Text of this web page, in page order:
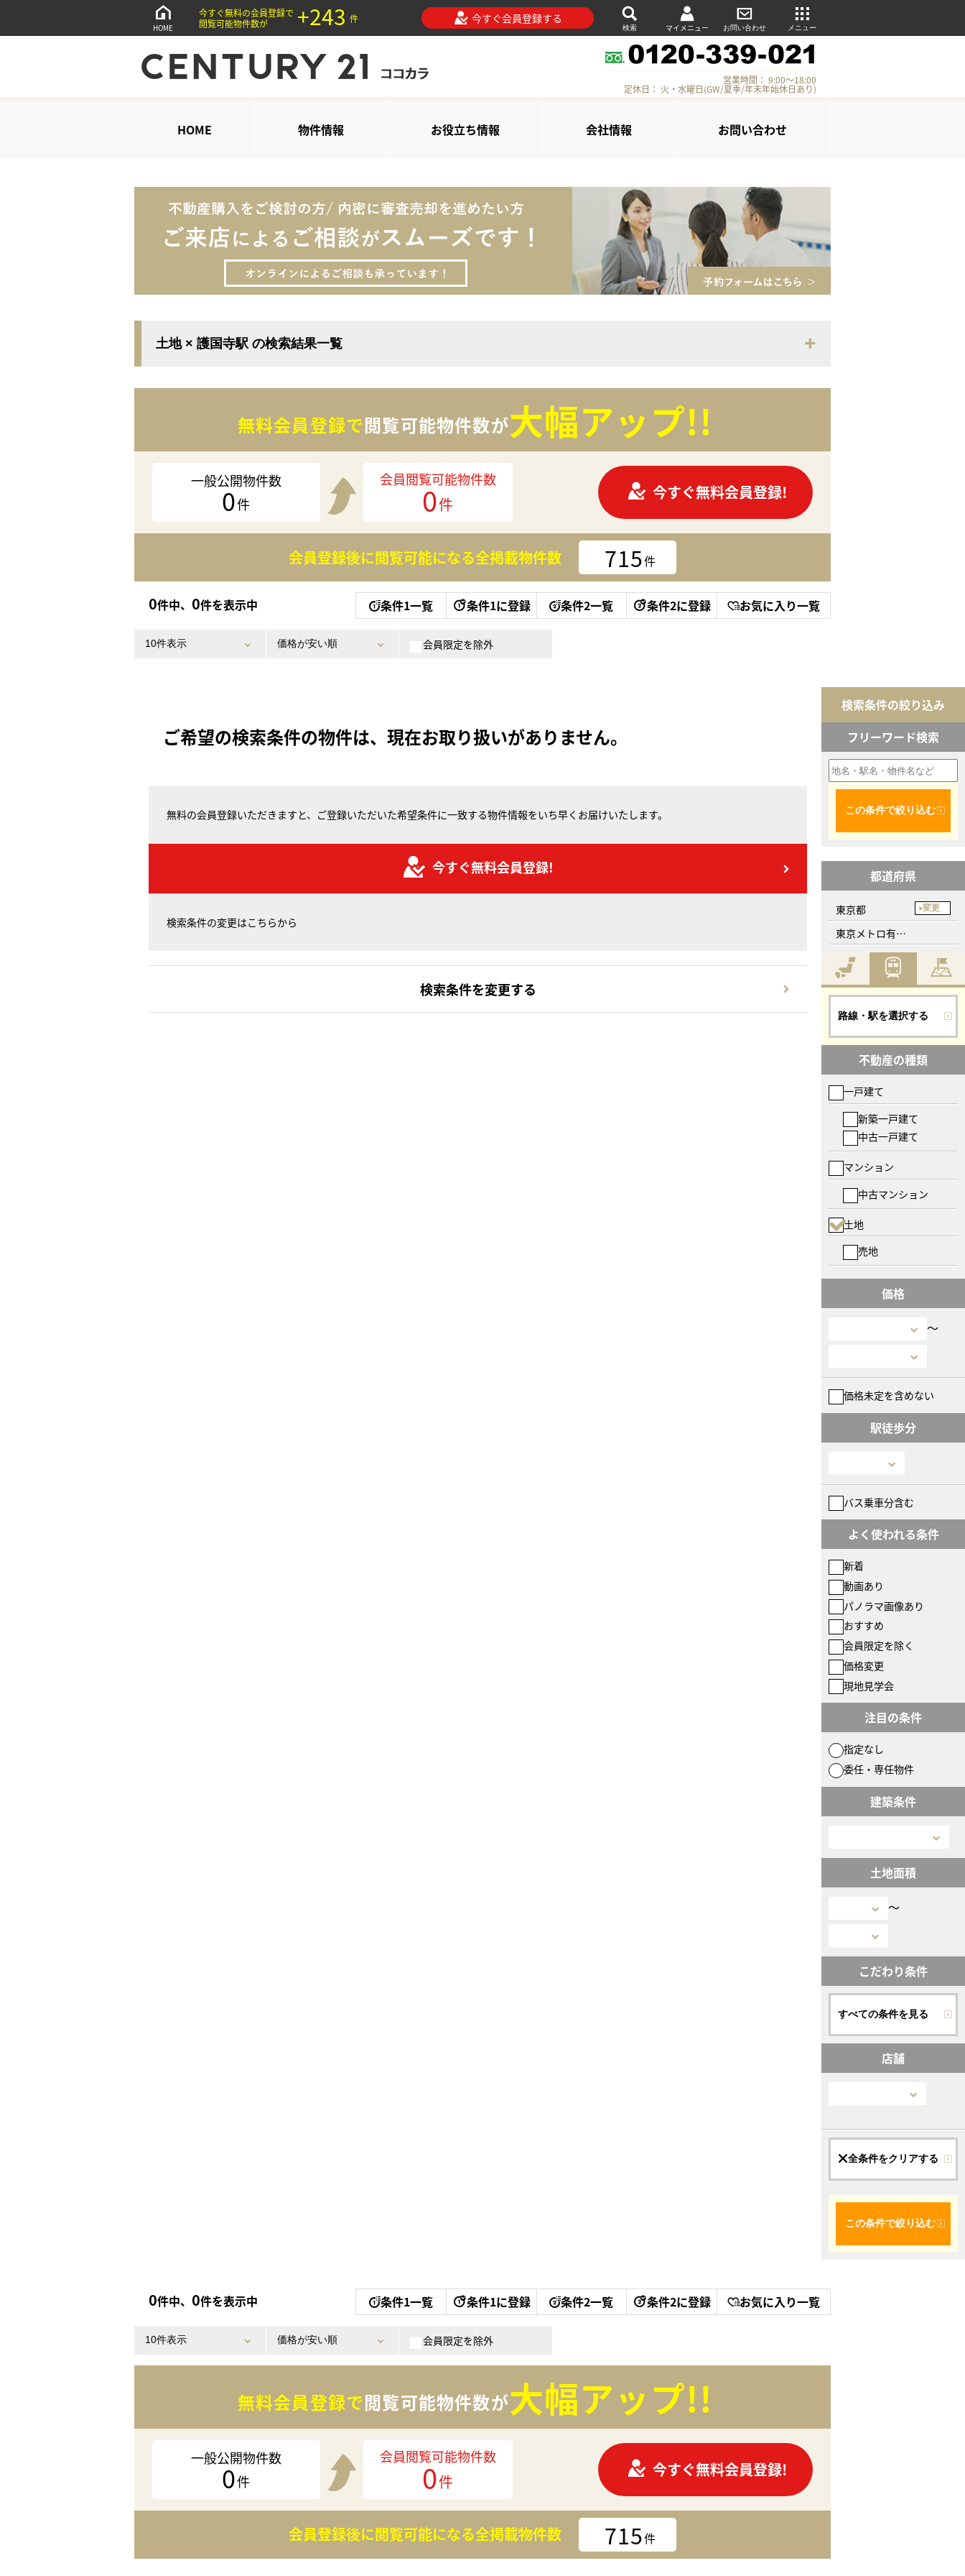
HOME
今すぐ無料の会員登録で
閲覧可能物件数が
+243 件 今すぐ会員登録する
検索 マイメニュー お問い合わせ メニュー
営業時間： 9:00～18:00
定休日： 火・水曜日(GW/夏季/年末年始休日あり)
HOME 物件情報 お役立ち情報 会社情報 お問い合わせ
土地 × 護国寺駅 の検索結果一覧
無料会員登録で閲覧可能物件数が大幅アップ!!
一般公開物件数
0件
会員閲覧可能物件数
0件
今すぐ無料会員登録!
会員登録後に閲覧可能になる全掲載物件数 715件
0件中、 0件を表示中 条件1一覧 条件1に登録 条件2一覧 条件2に登録 お気に入り一覧
会員限定を除外
ご希望の検索条件の物件は、現在お取り扱いがありません。
無料の会員登録いただきますと、ご登録いただいた希望条件に一致する物件情報をいち早くお届けいたします。
今すぐ無料会員登録!
検索条件の変更はこちらから
検索条件を変更する
検索条件の絞り込み
フリーワード検索
この条件で絞り込む
都道府県
東京都 変更
東京メトロ有楽町線、護国寺駅
路線・駅を選択する
不動産の種類
一戸建て
新築一戸建て
中古一戸建て
マンション
中古マンション
土地
売地
価格
〜
価格未定を含めない
駅徒歩分
バス乗車分含む
よく使われる条件
新着
動画あり
パノラマ画像あり
おすすめ
会員限定を除く
価格変更
現地見学会
注目の条件
指定なし
委任・専任物件
建築条件
土地面積
〜
こだわり条件
すべての条件を見る
店舗
全条件をクリアする
この条件で絞り込む
0件中、 0件を表示中 条件1一覧 条件1に登録 条件2一覧 条件2に登録 お気に入り一覧
会員限定を除外
無料会員登録で閲覧可能物件数が大幅アップ!!
一般公開物件数
0件
会員閲覧可能物件数
0件
今すぐ無料会員登録!
会員登録後に閲覧可能になる全掲載物件数 715件